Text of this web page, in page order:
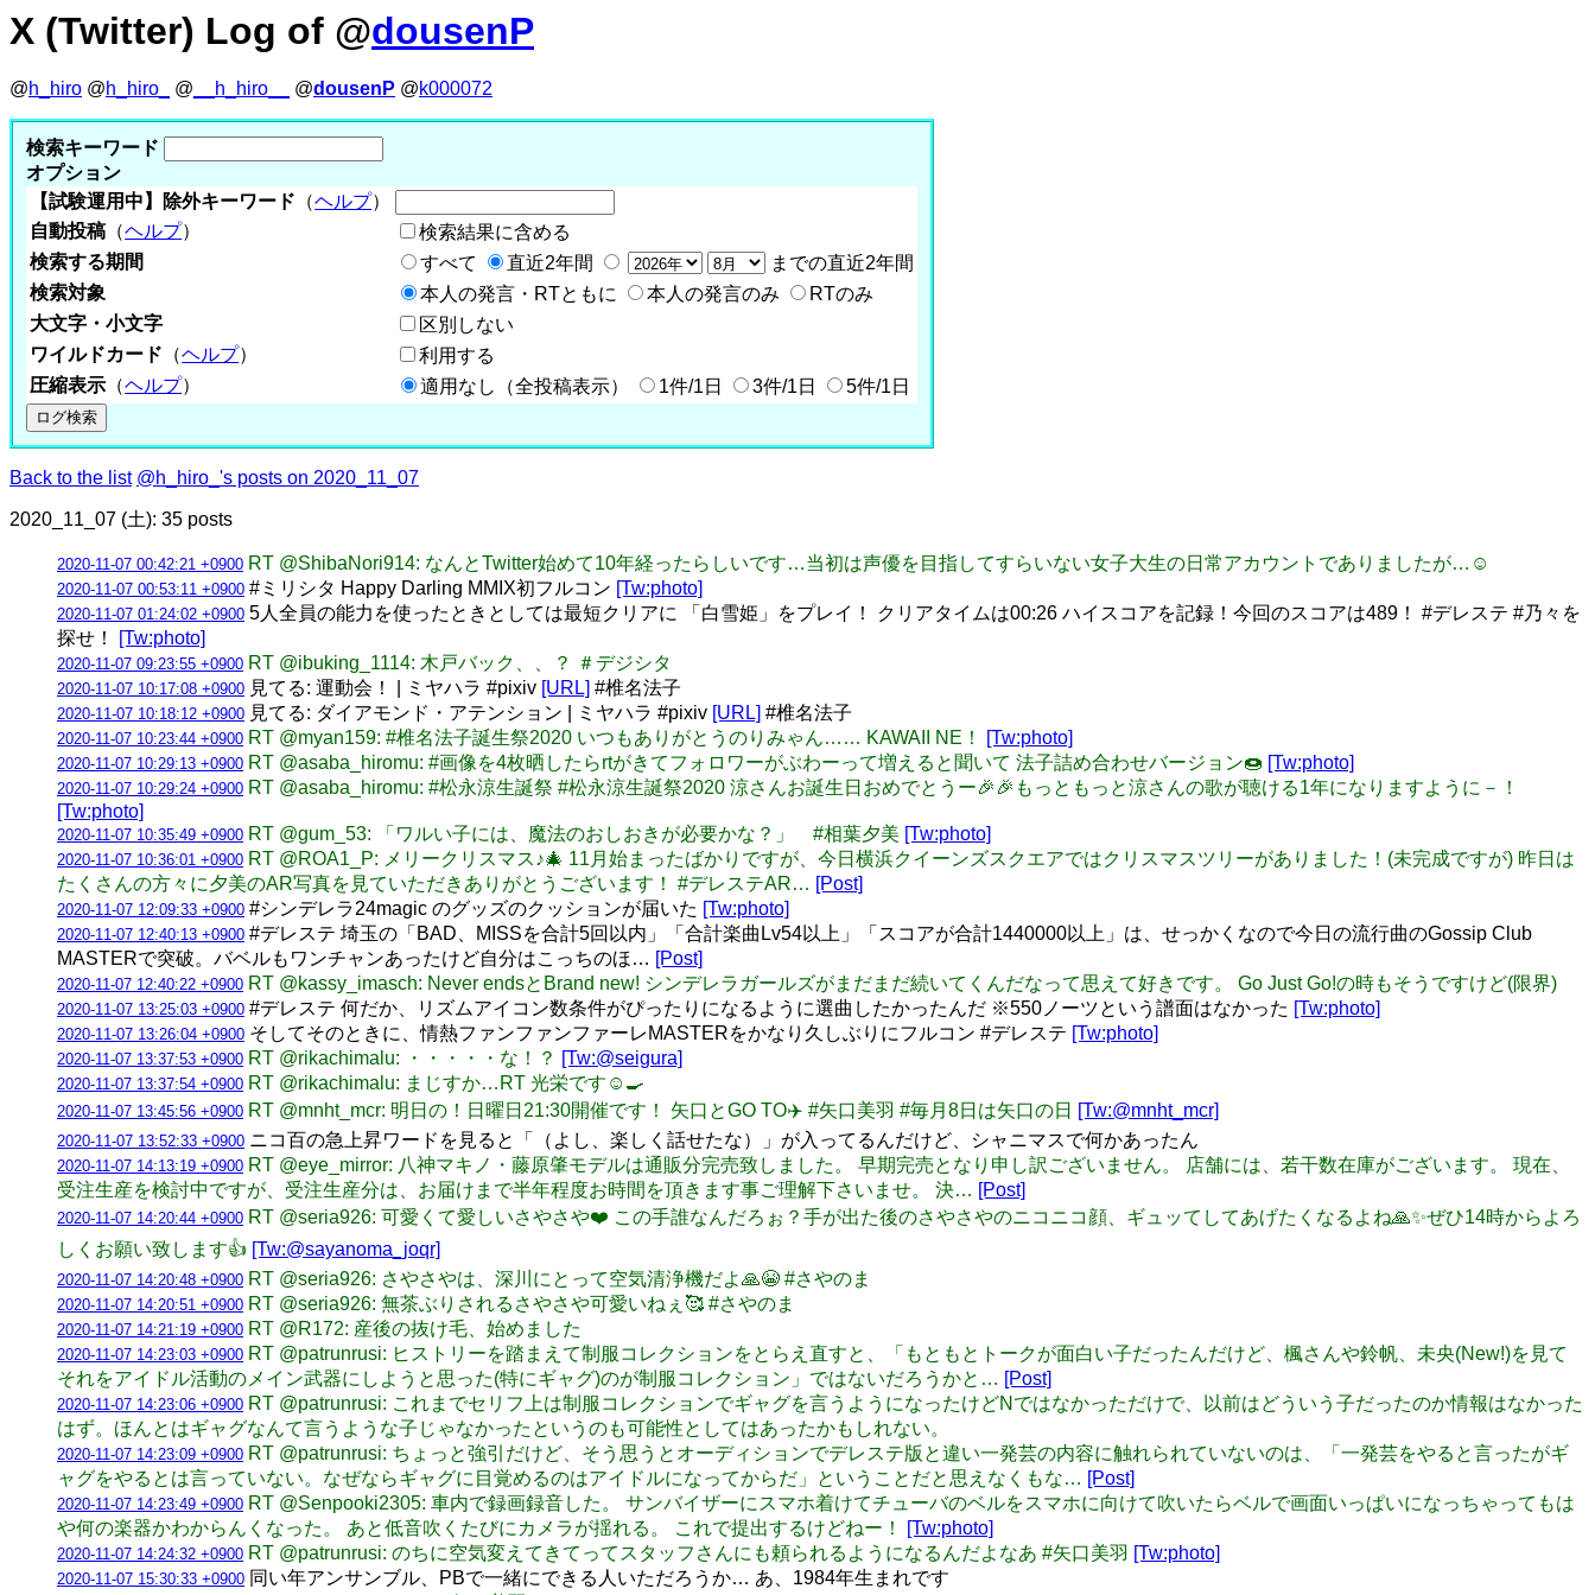
X (Twitter) Log of @dousenP
@h_hiro @h_hiro_ @ __h_hiro__ @dousenP @k000072
検索キーワード
オプション
【試験運用中】除外キーワード （ヘルプ）
自動投稿 （ヘルプ）
検索結果に含める
検索する期間
すべて 直近2年間
までの直近2年間
検索対象
本人の発言・RTともに 本人の発言のみ
RTのみ
大文字・小文字
区別しない
ワイルドカード （ヘルプ）
利用する
圧縮表示 （ヘルプ） 適用なし（全投稿表示） 1件/1日 3件/1日 5件/1日
Back to the list @h_hiro_'s posts on 2020_11_07
2020_11_07 (土): 35 posts
2020-11-07 00:42:21 +0900 RT @ShibaNori914: なんとTwitter始めて10年経ったらしいです…当初は声優を目指してすらいない女子大生の日常アカウントでありましたが…☺️
2020-11-07 00:53:11 +0900 #ミリシタ Happy Darling MMIX初フルコン [Tw:photo]
2020-11-07 01:24:02 +0900 5人全員の能力を使ったときとしては最短クリアに 「白雪姫」をプレイ！ クリアタイムは00:26 ハイスコアを記録！今回のスコアは489！ #デレステ #乃々を
探せ！
[Tw:photo]
2020-11-07 09:23:55 +0900 RT @ibuking_1114: 木戸バック、、？ ＃デジシタ
2020-11-07 10:17:08 +0900 見てる: 運動会！ | ミヤハラ #pixiv [URL] #椎名法子
2020-11-07 10:18:12 +0900 見てる: ダイアモンド・アテンション | ミヤハラ #pixiv [URL] #椎名法子
2020-11-07 10:23:44 +0900 RT @myan159: #椎名法子誕生祭2020 いつもありがとうのりみゃん…… KAWAII NE！ [Tw:photo]
2020-11-07 10:29:13 +0900 RT @asaba_hiromu: #画像を4枚晒したらrtがきてフォロワーがぶわーって増えると聞いて 法子詰め合わせバージョン🍩 [Tw:photo]
2020-11-07 10:29:24 +0900 RT @asaba_hiromu: #松永涼生誕祭 #松永涼生誕祭2020 涼さんお誕生日おめでとうー🎉🎉もっともっと涼さんの歌が聴ける1年になりますように－！
[Tw:photo]
2020-11-07 10:35:49 +0900 RT @gum_53: 「ワルい子には、魔法のおしおきが必要かな？」 #相葉夕美 [Tw:photo]
2020-11-07 10:36:01 +0900 RT @ROA1_P: メリークリスマス♪🎄 11月始まったばかりですが、今日横浜クイーンズスクエアではクリスマスツリーがありました！(未完成ですが) 昨日は
たくさんの方々に夕美のAR写真を見ていただきありがとうございます！ #デレステAR… [Post]
2020-11-07 12:09:33 +0900 #シンデレラ24magic のグッズのクッションが届いた [Tw:photo]
2020-11-07 12:40:13 +0900 #デレステ 埼玉の「BAD、MISSを合計5回以内」「合計楽曲Lv54以上」「スコアが合計1440000以上」は、せっかくなので今日の流行曲のGossip Club
MASTERで突破。バベルもワンチャンあったけど自分はこっちのほ… [Post]
2020-11-07 12:40:22 +0900 RT @kassy_imasch: Never endsとBrand new! シンデレラガールズがまだまだ続いてくんだなって思えて好きです。 Go Just Go!の時もそうですけど(限界)
2020-11-07 13:25:03 +0900 #デレステ 何だか、リズムアイコン数条件がぴったりになるように選曲したかったんだ ※550ノーツという譜面はなかった [Tw:photo]
2020-11-07 13:26:04 +0900 そしてそのときに、情熱ファンファンファーレMASTERをかなり久しぶりにフルコン #デレステ [Tw:photo]
2020-11-07 13:37:53 +0900 RT @rikachimalu: ・・・・・な！？ [Tw:@seigura]
2020-11-07 13:37:54 +0900 RT @rikachimalu: まじすか…RT 光栄です☺️🍳
2020-11-07 13:45:56 +0900 RT @mnht_mcr: 明日の！日曜日21:30開催です！ 矢口とGO TO✈️ #矢口美羽 #毎月8日は矢口の日 [Tw:@mnht_mcr]
2020-11-07 13:52:33 +0900 ニコ百の急上昇ワードを見ると「（よし、楽しく話せたな）」が入ってるんだけど、シャニマスで何かあったん
2020-11-07 14:13:19 +0900 RT @eye_mirror: 八神マキノ・藤原肇モデルは通販分完売致しました。 早期完売となり申し訳ございません。 店舗には、若干数在庫がございます。 現在、
受注生産を検討中ですが、受注生産分は、お届けまで半年程度お時間を頂きます事ご理解下さいませ。 決… [Post]
2020-11-07 14:20:44 +0900 RT @seria926: 可愛くて愛しいさやさや❤️ この手誰なんだろぉ？手が出た後のさやさやのニコニコ顔、ギュッてしてあげたくなるよね🙏✨ぜひ14時からよろ
しくお願い致します👍 [Tw:@sayanoma_joqr]
2020-11-07 14:20:48 +0900 RT @seria926: さやさやは、深川にとって空気清浄機だよ🙏😭 #さやのま
2020-11-07 14:20:51 +0900 RT @seria926: 無茶ぶりされるさやさや可愛いねぇ🥰 #さやのま
2020-11-07 14:21:19 +0900 RT @R172: 産後の抜け毛、始めました
2020-11-07 14:23:03 +0900 RT @patrunrusi: ヒストリーを踏まえて制服コレクションをとらえ直すと、「もともとトークが面白い子だったんだけど、楓さんや鈴帆、未央(New!)を見て
それをアイドル活動のメイン武器にしようと思った(特にギャグ)のが制服コレクション」ではないだろうかと… [Post]
2020-11-07 14:23:06 +0900 RT @patrunrusi: これまでセリフ上は制服コレクションでギャグを言うようになったけどNではなかっただけで、以前はどういう子だったのか情報はなかった
はず。ほんとはギャグなんて言うような子じゃなかったというのも可能性としてはあったかもしれない。
2020-11-07 14:23:09 +0900 RT @patrunrusi: ちょっと強引だけど、そう思うとオーディションでデレステ版と違い一発芸の内容に触れられていないのは、「一発芸をやると言ったがギ
ャグをやるとは言っていない。なぜならギャグに目覚めるのはアイドルになってからだ」ということだと思えなくもな… [Post]
2020-11-07 14:23:49 +0900 RT @Senpooki2305: 車内で録画録音した。 サンバイザーにスマホ着けてチューバのベルをスマホに向けて吹いたらベルで画面いっぱいになっちゃってもは
や何の楽器かわからんくなった。 あと低音吹くたびにカメラが揺れる。 これで提出するけどねー！
[Tw:photo]
2020-11-07 14:24:32 +0900 RT @patrunrusi: のちに空気変えてきてってスタッフさんにも頼られるようになるんだよなあ #矢口美羽 [Tw:photo]
2020-11-07 15:30:33 +0900 同い年アンサンブル、PBで一緒にできる人いただろうか… あ、1984年生まれです